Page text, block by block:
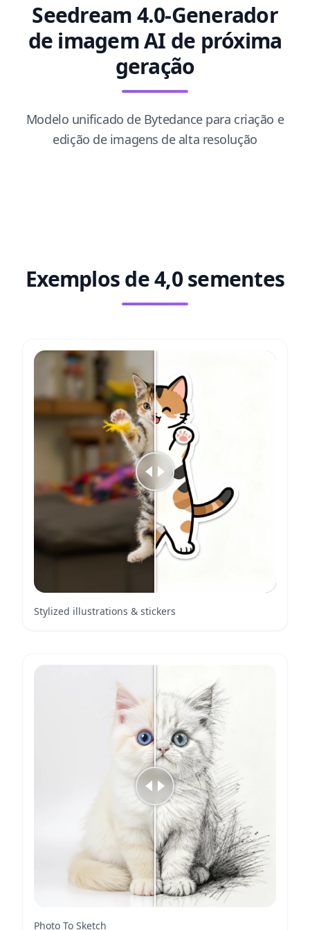
Seedream 4.0-Generador
de imagem AI de próxima
geração
Modelo unificado de Bytedance para criação e
edição de imagens de alta resolução
Exemplos de 4,0 sementes
Stylized illustrations & stickers
Photo To Sketch